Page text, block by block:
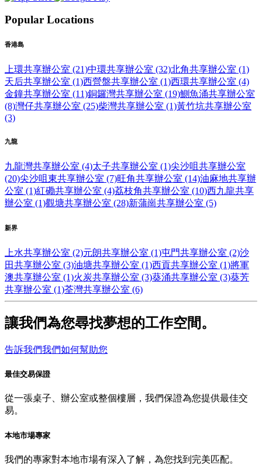
Popular Locations
香港島
上環共享辦公室 (21)中環共享辦公室 (32)北角共享辦公室 (1)
天后共享辦公室 (1)西營盤共享辦公室 (1)西環共享辦公室 (4)
金鐘共享辦公室 (11)銅鑼灣共享辦公室 (19)鰂魚涌共享辦公室
(8)灣仔共享辦公室 (25)柴灣共享辦公室 (1)黃竹坑共享辦公室
(3)
九龍
九龍灣共享辦公室 (4)太子共享辦公室 (1)尖沙咀共享辦公室
(20)尖沙咀東共享辦公室 (7)旺角共享辦公室 (14)油麻地共享辦
公室 (1)紅磡共享辦公室 (4)荔枝角共享辦公室 (10)西九龍共享
辦公室 (1)觀塘共享辦公室 (28)新蒲崗共享辦公室 (5)
新界
上水共享辦公室 (2)元朗共享辦公室 (1)屯門共享辦公室 (2)沙
田共享辦公室 (3)油塘共享辦公室 (1)西貢共享辦公室 (1)將軍
澳共享辦公室 (1)火炭共享辦公室 (3)葵涌共享辦公室 (3)葵芳
共享辦公室 (1)荃灣共享辦公室 (6)
讓我們為您尋找夢想的工作空間。
告訴我們我們如何幫助您
最佳交易保證
從一張桌子、辦公室或整個樓層，我們保證為您提供最佳交
易。
本地市場專家
我們的專家對本地市場有深入了解，為您找到完美匹配。